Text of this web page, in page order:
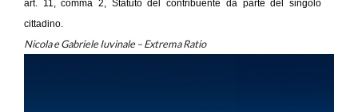
art. 11, comma 2, Statuto del contribuente da parte del singolo
cittadino.
Nicola e Gabriele Iuvinale – Extrema Ratio